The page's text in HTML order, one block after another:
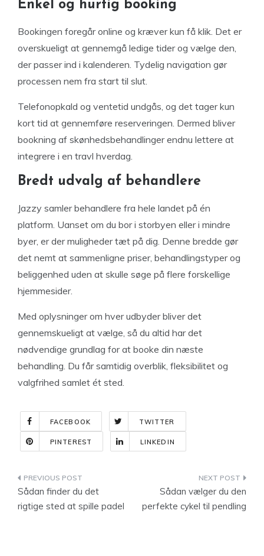
Enkel og hurtig booking
Bookingen foregår online og kræver kun få klik. Det er
overskueligt at gennemgå ledige tider og vælge den,
der passer ind i kalenderen. Tydelig navigation gør
processen nem fra start til slut.
Telefonopkald og ventetid undgås, og det tager kun
kort tid at gennemføre reserveringen. Dermed bliver
bookning af skønhedsbehandlinger endnu lettere at
integrere i en travl hverdag.
Bredt udvalg af behandlere
Jazzy samler behandlere fra hele landet på én
platform. Uanset om du bor i storbyen eller i mindre
byer, er der muligheder tæt på dig. Denne bredde gør
det nemt at sammenligne priser, behandlingstyper og
beliggenhed uden at skulle søge på flere forskellige
hjemmesider.
Med oplysninger om hver udbyder bliver det
gennemskueligt at vælge, så du altid har det
nødvendige grundlag for at booke din næste
behandling. Du får samtidig overblik, fleksibilitet og
valgfrihed samlet ét sted.
FACEBOOK TWITTER
PINTEREST LINKEDIN
Indlægsnavigation
Sådan finder du det
rigtige sted at spille padel
Sådan vælger du den
perfekte cykel til pendling